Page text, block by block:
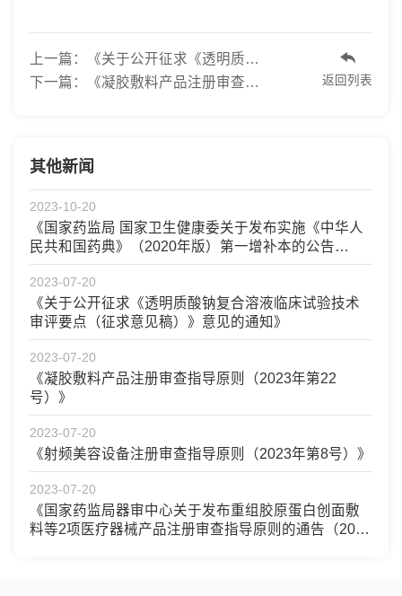
上一篇：《关于公开征求《透明质酸钠复合溶液临...
下一篇：《凝胶敷料产品注册审查指导原则（2023...
返回列表
其他新闻
2023-10-20
《国家药监局 国家卫生健康委关于发布实施《中华人
民共和国药典》（2020年版）第一增补本的公告
（2023年第126号）》
2023-07-20
《关于公开征求《透明质酸钠复合溶液临床试验技术
审评要点（征求意见稿）》意见的通知》
2023-07-20
《凝胶敷料产品注册审查指导原则（2023年第22
号）》
2023-07-20
《射频美容设备注册审查指导原则（2023年第8号）》
2023-07-20
《国家药监局器审中心关于发布重组胶原蛋白创面敷
料等2项医疗器械产品注册审查指导原则的通告（2023